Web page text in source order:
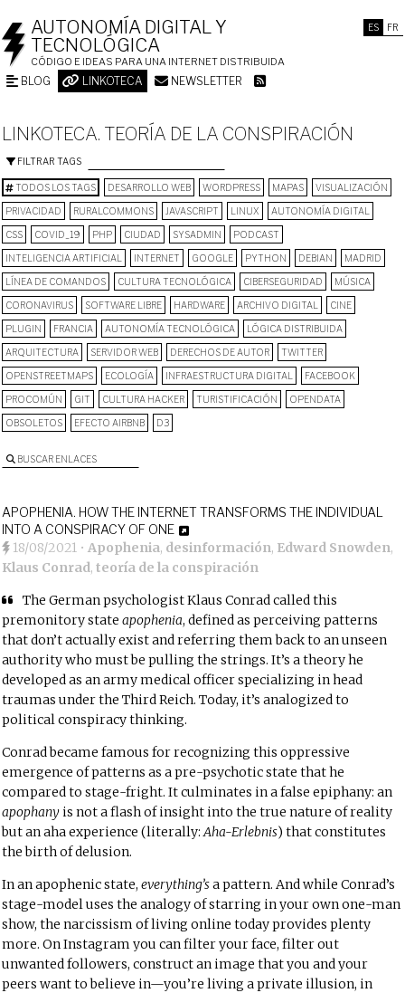
ES FR
AUTONOMÍA DIGITAL Y
TECNOLÓGICA
CÓDIGO E IDEAS PARA UNA INTERNET DISTRIBUIDA
BLOG LINKOTECA NEWSLETTER
LINKOTECA. TEORÍA DE LA CONSPIRACIÓN
FILTRAR TAGS
TODOS LOS TAGS DESARROLLO WEB WORDPRESS MAPAS VISUALIZACIÓN
PRIVACIDAD RURALCOMMONS JAVASCRIPT LINUX AUTONOMÍA DIGITAL
CSS COVID_19 PHP CIUDAD SYSADMIN PODCAST
INTELIGENCIA ARTIFICIAL INTERNET GOOGLE PYTHON DEBIAN MADRID
LÍNEA DE COMANDOS CULTURA TECNOLÓGICA CIBERSEGURIDAD MÚSICA
CORONAVIRUS SOFTWARE LIBRE HARDWARE ARCHIVO DIGITAL CINE
PLUGIN FRANCIA AUTONOMÍA TECNOLÓGICA LÓGICA DISTRIBUIDA
ARQUITECTURA SERVIDOR WEB DERECHOS DE AUTOR TWITTER
OPENSTREETMAPS ECOLOGÍA INFRAESTRUCTURA DIGITAL FACEBOOK
PROCOMÚN GIT CULTURA HACKER TURISTIFICACIÓN OPENDATA
OBSOLETOS EFECTO AIRBNB D3
BUSCAR ENLACES
APOPHENIA. HOW THE INTERNET TRANSFORMS THE INDIVIDUAL
INTO A CONSPIRACY OF ONE
18/08/2021 •Apophenia, desinformación, Edward Snowden,
Klaus Conrad,teoría de la conspiración
The German psychologistKlaus Conradcalled this
premonitory stateapophenia, defined as perceiving patterns
that don’t actually exist and referring them back to an unseen
authority who must be pulling the strings. It’s a theory he
developed as an army medical officer specializing in head
traumas under the Third Reich. Today, it’s analogized to
political conspiracy thinking.
Conrad became famous for recognizing this oppressive
emergence of patterns as a pre-psychotic state that he
compared to stage-fright. It culminates in a false epiphany: an
apophanyis not a flash of insight into the true nature of reality
but an aha experience (literally:Aha-Erlebnis) that constitutes
the birth of delusion.
In an apophenic state,everything’sa pattern. And while Conrad’s
stage-model uses the analogy of starring in your own one-man
show, the narcissism of living online today provides plenty
more. On Instagram you can filter your face, filter out
unwanted followers, construct an image that you and your
peers want to believe in—you’re living a private illusion, in